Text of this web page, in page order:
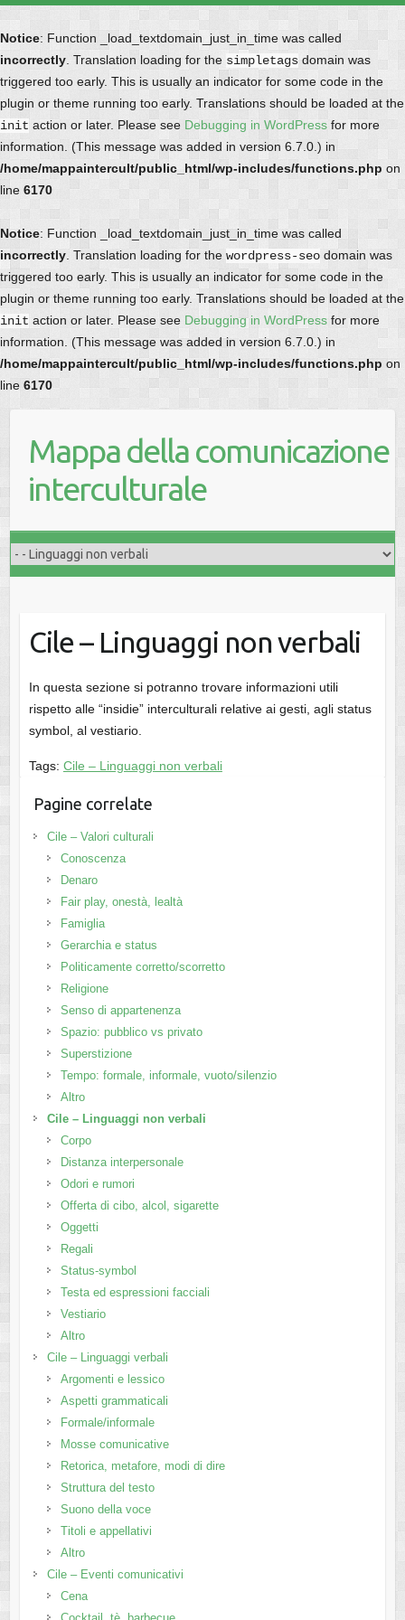
Notice: Function _load_textdomain_just_in_time was called
incorrectly . Translation loading for the simpletags domain was
triggered too early. This is usually an indicator for some code in the
plugin or theme running too early. Translations should be loaded at the
init action or later. Please see Debugging in WordPress for more
information. (This message was added in version 6.7.0.) in
/home/mappaintercult/public_html/wp-includes/functions.php on
line 6170
Notice: Function _load_textdomain_just_in_time was called
incorrectly . Translation loading for the wordpress-seo domain was
triggered too early. This is usually an indicator for some code in the
plugin or theme running too early. Translations should be loaded at the
init action or later. Please see Debugging in WordPress for more
information. (This message was added in version 6.7.0.) in
/home/mappaintercult/public_html/wp-includes/functions.php on
line 6170
Mappa della comunicazione
interculturale
Cile – Linguaggi non verbali
In questa sezione si potranno trovare informazioni utili
rispetto alle “insidie” interculturali relative ai gesti, agli status
symbol, al vestiario.
Tags: Cile – Linguaggi non verbali
Pagine correlate
Cile – Valori culturali
Conoscenza
Denaro
Fair play, onestà, lealtà
Famiglia
Gerarchia e status
Politicamente corretto/scorretto
Religione
Senso di appartenenza
Spazio: pubblico vs privato
Superstizione
Tempo: formale, informale, vuoto/silenzio
Altro
Cile – Linguaggi non verbali
Corpo
Distanza interpersonale
Odori e rumori
Offerta di cibo, alcol, sigarette
Oggetti
Regali
Status-symbol
Testa ed espressioni facciali
Vestiario
Altro
Cile – Linguaggi verbali
Argomenti e lessico
Aspetti grammaticali
Formale/informale
Mosse comunicative
Retorica, metafore, modi di dire
Struttura del testo
Suono della voce
Titoli e appellativi
Altro
Cile – Eventi comunicativi
Cena